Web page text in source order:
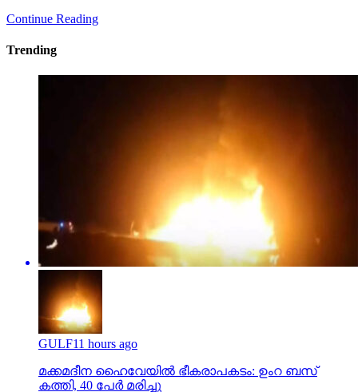
Continue Reading
Trending
GULF11 hours ago
മക്കമദീന ഹൈവേയില്‍ ഭീകരാപകടം: ഉംറ ബസ്
കത്തി, 40 പേര്‍ മരിച്ചു